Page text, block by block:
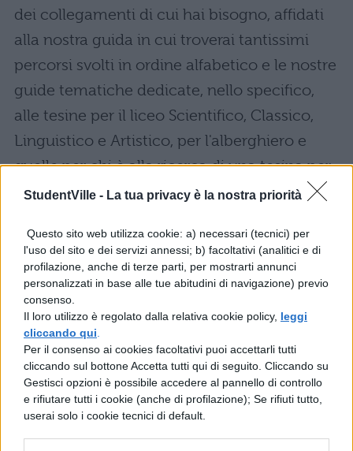
StudentVille - La tua privacy è la nostra priorità
Questo sito web utilizza cookie: a) necessari (tecnici) per
l'uso del sito e dei servizi annessi; b) facoltativi (analitici e di
profilazione, anche di terze parti, per mostrarti annunci
personalizzati in base alle tue abitudini di navigazione) previo
consenso.
Il loro utilizzo è regolato dalla relativa cookie policy, leggi
cliccando qui
Per il consenso ai cookies facoltativi puoi accettarli tutti
cliccando sul bottone Accetta tutti qui di seguito. Cliccando su
Gestisci opzioni è possibile accedere al pannello di controllo
e rifiutare tutti i cookie (anche di profilazione); Se rifiuti tutto,
userai solo i cookie tecnici di default.
dei collegamenti di cui hai bisogno, affidati
alla nostra guida in cui troverai tantissimi
percorsi svolti in ordine alfabetico e le nostre
guide tematiche dedicate, nello specifico,
alle tesine per il liceo Scientifico, Classico,
Linguistico e Artistico, per l'alberghiero e
quelle per chi è alla ricerca di una tesina per
Ragioneria o Geometri. Per trovare tutto
click:Tesina Maturità: argomenti e
collegamenti
PRIMA PROVA MATURITÀ 2016.
prova maturità 2016 inizierà il 22 giugno
2016: gli studenti dovranno cimentarsi, salvo
modifiche nel corso del prossimo anno
scolastico, nelle 4 tipologie di tema proposte